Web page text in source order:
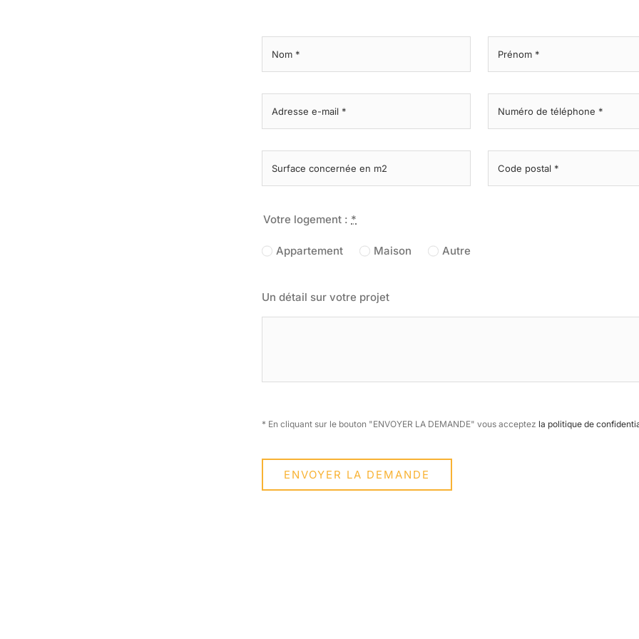
contenu, Enregistrer et communiquer les choix en matière de
Votre logement : *
Appartement Maison Autre
Un détail sur votre projet
* En cliquant sur le bouton "ENVOYER LA DEMANDE" vous acceptez la politique de
ENVOYER LA DEMANDE